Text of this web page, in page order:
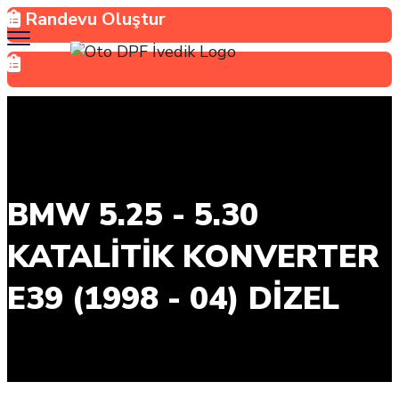
Randevu Oluştur
BMW 5.25 - 5.30
KATALİTİK KONVERTER
E39 (1998 - 04) DIZEL